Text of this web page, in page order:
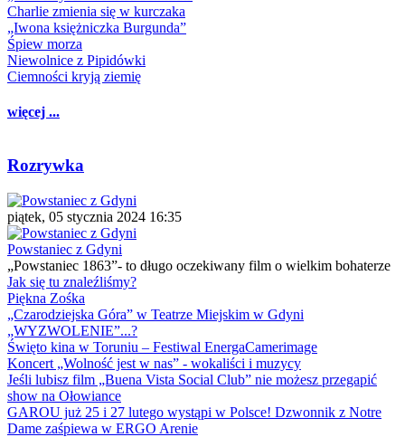
Charlie zmienia się w kurczaka
„Iwona księżniczka Burgunda”
Śpiew morza
Niewolnice z Pipidówki
Ciemności kryją ziemię
więcej ...
Rozrywka
piątek, 05 stycznia 2024 16:35
Powstaniec z Gdyni
„Powstaniec 1863”- to długo oczekiwany film o wielkim bohaterze
Jak się tu znaleźliśmy?
Piękna Zośka
„Czarodziejska Góra” w Teatrze Miejskim w Gdyni
„WYZWOLENIE”...?
Święto kina w Toruniu – Festiwal EnergaCamerimage
Koncert „Wolność jest w nas” - wokaliści i muzycy
Jeśli lubisz film „Buena Vista Social Club” nie możesz przegapić
show na Ołowiance
GAROU już 25 i 27 lutego wystąpi w Polsce! Dzwonnik z Notre
Dame zaśpiewa w ERGO Arenie